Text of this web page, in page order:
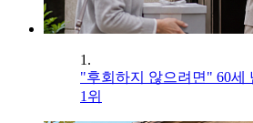
1.
"후회하지 않으려면" 60세
1위